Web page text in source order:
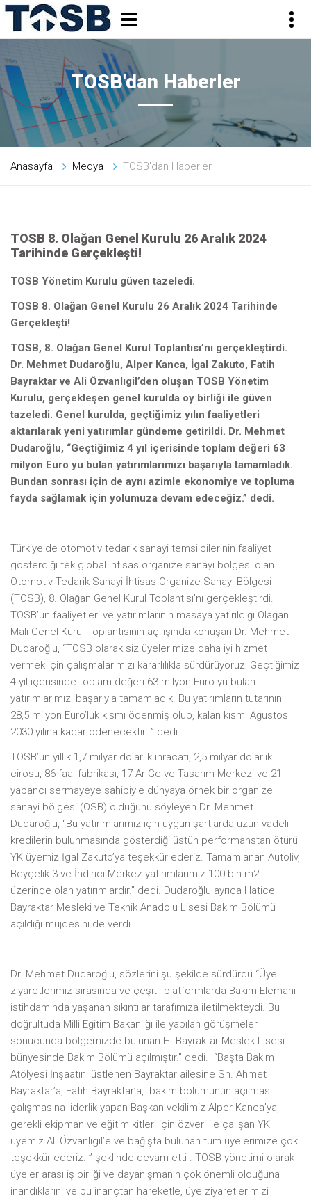
TOSB'dan Haberler
Anasayfa Medya TOSB'dan Haberler
TOSB 8. Olağan Genel Kurulu 26 Aralık 2024
Tarihinde Gerçekleşti!
TOSB Yönetim Kurulu güven tazeledi.
TOSB 8. Olağan Genel Kurulu 26 Aralık 2024 Tarihinde
Gerçekleşti!
TOSB, 8. Olağan Genel Kurul Toplantısı’nı gerçekleştirdi.
Dr. Mehmet Dudaroğlu, Alper Kanca, İgal Zakuto, Fatih
Bayraktar ve Ali Özvanlıgil’den oluşan TOSB Yönetim
Kurulu, gerçekleşen genel kurulda oy birliği ile güven
tazeledi. Genel kurulda, geçtiğimiz yılın faaliyetleri
aktarılarak yeni yatırımlar gündeme getirildi. Dr. Mehmet
Dudaroğlu, “Geçtiğimiz 4 yıl içerisinde toplam değeri 63
milyon Euro yu bulan yatırımlarımızı başarıyla tamamladık.
Bundan sonrası için de aynı azimle ekonomiye ve topluma
fayda sağlamak için yolumuza devam edeceğiz.” dedi.
Türkiye'de otomotiv tedarik sanayi temsilcilerinin faaliyet
gösterdiği tek global ihtisas organize sanayi bölgesi olan
Otomotiv Tedarik Sanayi İhtisas Organize Sanayi Bölgesi
(TOSB), 8. Olağan Genel Kurul Toplantısı’nı gerçekleştirdi.
TOSB’un faaliyetleri ve yatırımlarının masaya yatırıldığı Olağan
Mali Genel Kurul Toplantısının açılışında konuşan Dr. Mehmet
Dudaroğlu, “TOSB olarak siz üyelerimize daha iyi hizmet
vermek için çalışmalarımızı kararlılıkla sürdürüyoruz; Geçtiğimiz
4 yıl içerisinde toplam değeri 63 milyon Euro yu bulan
yatırımlarımızı başarıyla tamamladık. Bu yatırımların tutarının
28,5 milyon Euro’luk kısmı ödenmiş olup, kalan kısmı Ağustos
2030 yılına kadar ödenecektir. ” dedi.
TOSB’un yıllık 1,7 milyar dolarlık ihracatı, 2,5 milyar dolarlık
cirosu, 86 faal fabrikası, 17 Ar-Ge ve Tasarım Merkezi ve 21
yabancı sermayeye sahibiyle dünyaya örnek bir organize
sanayi bölgesi (OSB) olduğunu söyleyen Dr. Mehmet
Dudaroğlu, “Bu yatırımlarımız için uygun şartlarda uzun vadeli
kredilerin bulunmasında gösterdiği üstün performanstan ötürü
YK üyemiz İgal Zakuto’ya teşekkür ederiz. Tamamlanan Autoliv,
Beyçelik-3 ve İndirici Merkez yatırımlarımız 100 bin m2
üzerinde olan yatırımlardır.” dedi. Dudaroğlu ayrıca Hatice
Bayraktar Mesleki ve Teknik Anadolu Lisesi Bakım Bölümü
açıldığı müjdesini de verdi.
Dr. Mehmet Dudaroğlu, sözlerini şu şekilde sürdürdü “Üye
ziyaretlerimiz sırasında ve çeşitli platformlarda Bakım Elemanı
istihdamında yaşanan sıkıntılar tarafımıza iletilmekteydi. Bu
doğrultuda Milli Eğitim Bakanlığı ile yapılan görüşmeler
sonucunda bölgemizde bulunan H. Bayraktar Meslek Lisesi
bünyesinde Bakım Bölümü açılmıştır.” dedi. “Başta Bakım
Atölyesi İnşaatını üstlenen Bayraktar ailesine Sn. Ahmet
Bayraktar’a, Fatih Bayraktar’a, bakım bölümünün açılması
çalışmasına liderlik yapan Başkan vekilimiz Alper Kanca’ya,
gerekli ekipman ve eğitim kitleri için özveri ile çalışan YK
üyemiz Ali Özvanlıgil’e ve bağışta bulunan tüm üyelerimize çok
teşekkür ederiz. ” şeklinde devam etti . TOSB yönetimi olarak
üyeler arası iş birliği ve dayanışmanın çok önemli olduğuna
inandıklarını ve bu inançtan hareketle, üye ziyaretlerimizi